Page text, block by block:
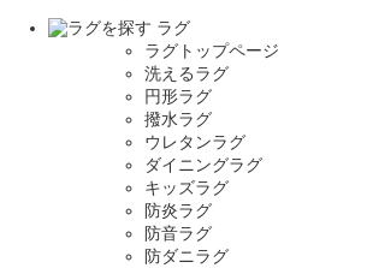
ラグ
ラグトップページ
洗えるラグ
円形ラグ
撥水ラグ
ウレタンラグ
ダイニングラグ
キッズラグ
防炎ラグ
防音ラグ
防ダニラグ